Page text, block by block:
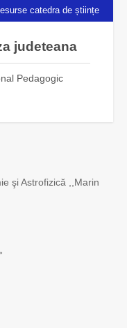
catedra de științe
judeteana
Pedagogic
şi Astrofizică ,,Marin